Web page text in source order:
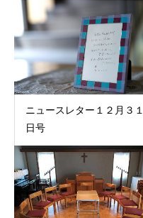
ニュースレター１２月３１
日号